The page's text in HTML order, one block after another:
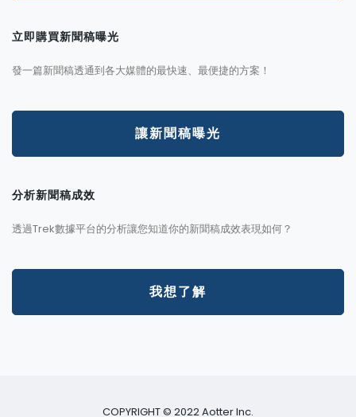
立即購買新聞稿曝光
發一篇新聞稿透通到各大媒體的最快速、最便捷的方案！
讓新聞稿曝光
分析新聞稿成效
透過Trek數據平台的分析讓您知道你的新聞稿成效表現如何？
我想了解
COPYRIGHT © 2022 Aotter Inc.